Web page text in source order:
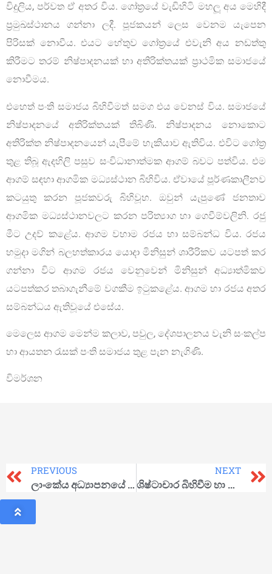
විදුලිය, පර්වත ඒ අතර විය. ගෝත්‍රයේ වැඩිහිටි මහලූ අය මෙහිදී
ප්‍රමුඛස්ථානය ගන්නා ලදී. පූජකයන් ලෙස වෙනම යැපෙන
පිරිසක් නොවීය. එයට හේතුව ගෝත්‍රයේ එවැනි අය නඩත්තු
කිරීමට තරම් නිෂ්පාදනයක් හා අතිරික්තයක් ප්‍රාථමික සමාජයේ
නොවීමය.
එහෙත් පංති සමාජය බිහිවීමත් සමග එය වෙනස් විය. සමාජයේ
නිෂ්පාදනයේ අතිරික්තයක් තිබිණි. නිෂ්පාදනය නොකොට
අතිරික්ත නිෂ්පාදනයෙන් යැපීමේ හැකියාව ඇතිවිය. එවිට ගෝත්‍ර
තුළ තිබූ ඇදහිලි පසුව සංවිධානාත්මක ආගම් බවට පත්විය. එම
ආගම් සඳහා ආගමික මධ්‍යස්ථාන බිහිවිය. ඒවායේ පූර්ණකාලීනව
කටයුතු කරන පූජකවරු බිහිවූහ. ඔවුන් යැපුණේ ජනතාව
ආගමික මධ්‍යස්ථානවලට කරන පරිත්‍යාග හා ගෙවීම්වලිනි. රජු
මීට උදව් කළේය. ආගම වහාම රජය හා සම්බන්ධ විය. රජය
හමුදා මගින් බලහත්කාරය යොදා මිනිසුන් ශාරීරිකව යටපත් කර
ගන්නා විට ආගම රජය වෙනුවෙන් මිනිසුන් අධ්‍යාත්මිකව
යටපත්කර තබාගැනීමේ වගකීම ඉටුකළේය. ආගම හා රජය අතර
සම්බන්ධය ඇතිවූයේ එසේය.
මෙලෙස ආගම මෙන්ම කලාව, පවුල, දේශපාලනය වැනි සංකල්ප
හා ආයතන රැසක් පංති සමාජය තුළ පැන නැගිණි.
විමර්ශන
PREVIOUS
ලාංකේය අධ්‍යාපනයේ වත්මන් ගැටලු පිළිබඳ කියවීමක්
NEXT
ශිෂ්ටාචාර බිහිවීම හා ඉතිහාසය